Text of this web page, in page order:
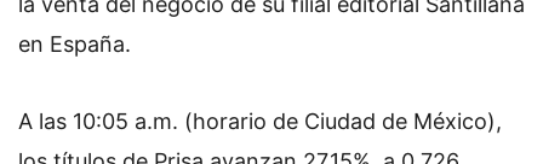
en España.
A las 10:05 a.m. (horario de Ciudad de México),